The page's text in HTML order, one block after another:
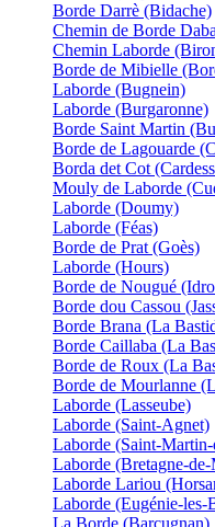
Borde Darrè (Bidache)
Chemin de Borde
Chemin Laborde
Borde de Mibielle
Laborde (Bugnein)
Laborde (Burgaronne)
Borde Saint Martin
Borde de Lagouarde
Borda det Cot
Mouly de Laborde
Laborde (Doumy)
Laborde (Féas)
Borde de Prat (Goès)
Laborde (Hours)
Borde de Nougué
Borde dou Cassou
Borde Brana (La
Borde Caillaba (La
Borde de Roux (La
Borde de Mourlanne
Laborde (Lasseube)
Laborde (Saint-Agnet)
Laborde (Saint-Martin-
Laborde (Bretagne-de-
Laborde Lariou
Laborde (Eugénie-les-